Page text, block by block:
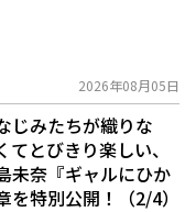
2026年08月05日
じみたちが織りな
とびきり楽しい、
奈『ギャルにひか
特別公開！（2/4）